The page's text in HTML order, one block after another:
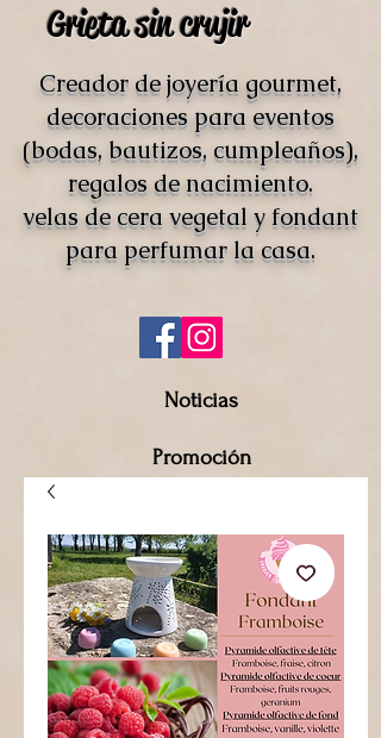
Grieta sin crujir
Creador de joyería gourmet,
decoraciones para eventos
(bodas, bautizos, cumpleaños),
regalos de nacimiento.
velas de cera vegetal y fondant
para perfumar la casa.
Noticias
Promoción